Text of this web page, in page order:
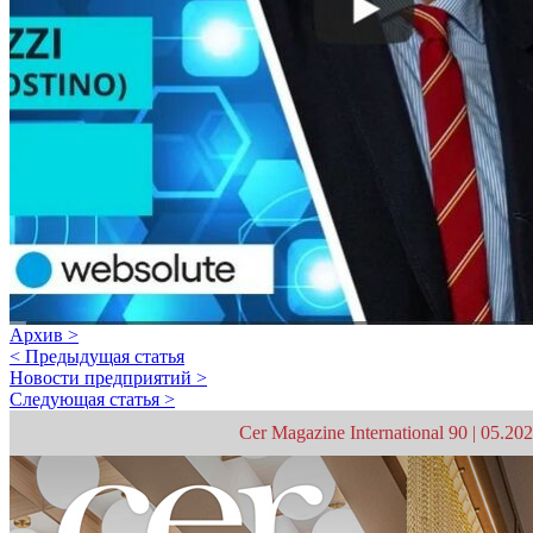
Архив >
< Предыдущая статья
Новости предприятий >
Следующая статья >
Cer Magazine International 90 |